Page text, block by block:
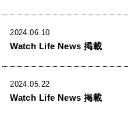
2024.06.10
Watch Life News 掲載
2024.05.22
Watch Life News 掲載